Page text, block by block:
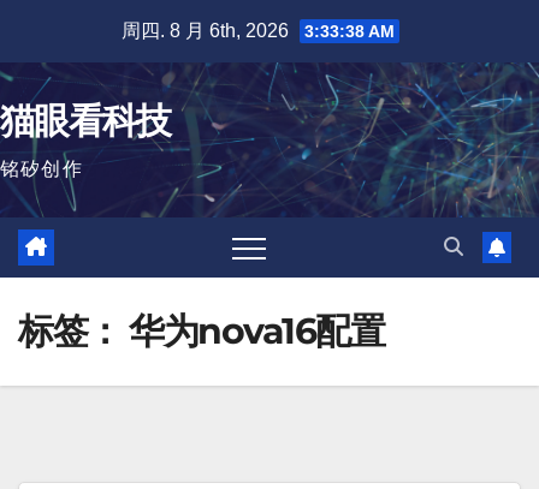
内
容
周四. 8 月 6th, 2026 3:33:39 AM
猫眼看科技
铭矽创作
标签： 华为nova16配置